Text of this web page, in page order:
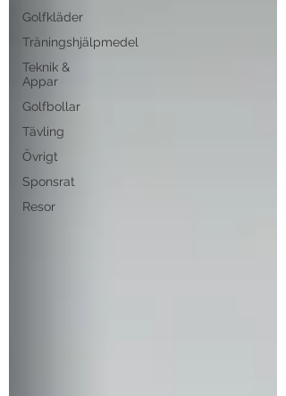
Golfkläder
Träningshjälpmedel
Teknik &
Appar
Golfbollar
Tävling
Övrigt
Sponsrat
Resor